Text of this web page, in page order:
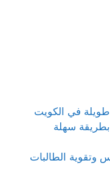
في الكويت
سهلة
وتقوية الطالبات